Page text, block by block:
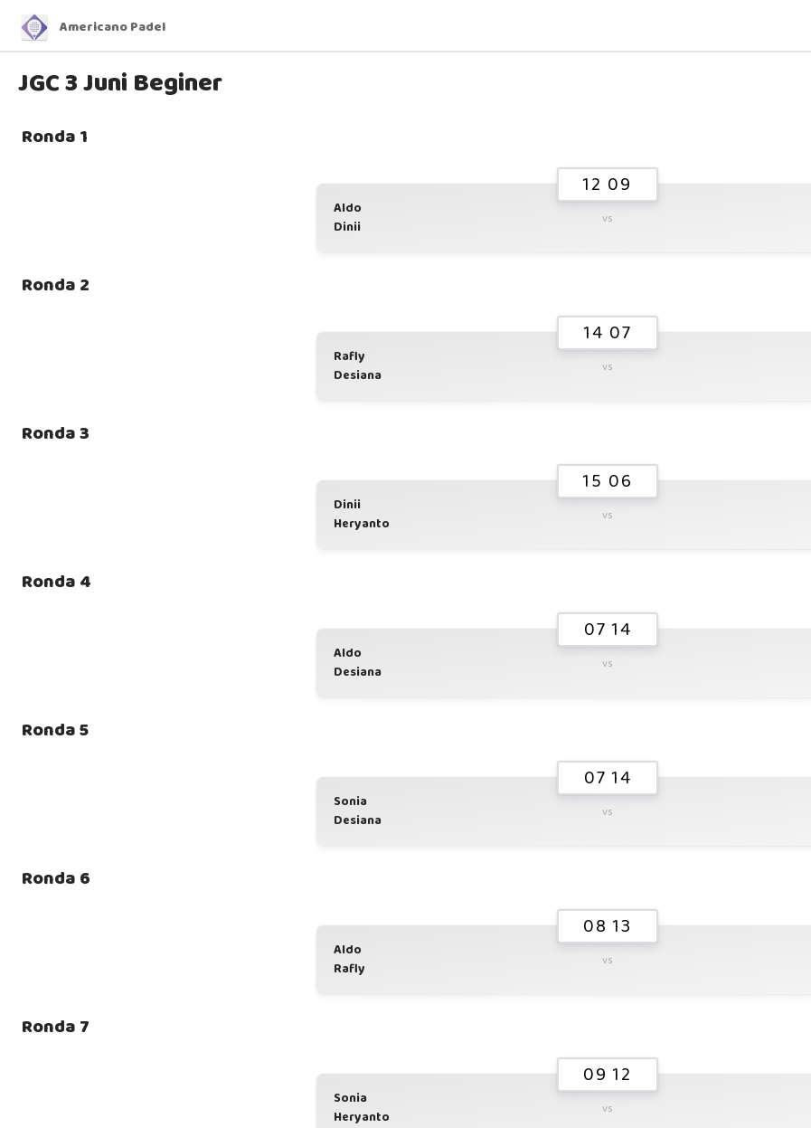
Americano Padel
JGC 3 Juni Beginer
Ronda 1
12 09
Aldo
Dinii
vs
Ronda 2
14 07
Rafly
Desiana
vs
Ronda 3
15 06
Dinii
Heryanto
vs
Ronda 4
07 14
Aldo
Desiana
vs
Ronda 5
07 14
Sonia
Desiana
vs
Ronda 6
08 13
Aldo
Rafly
vs
Ronda 7
09 12
Sonia
Heryanto
vs